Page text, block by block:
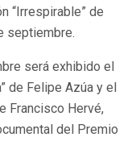
“Irrespirable” de
septiembre.
será exhibido el
de Felipe Azúa y el
Francisco Hervé,
del Premio